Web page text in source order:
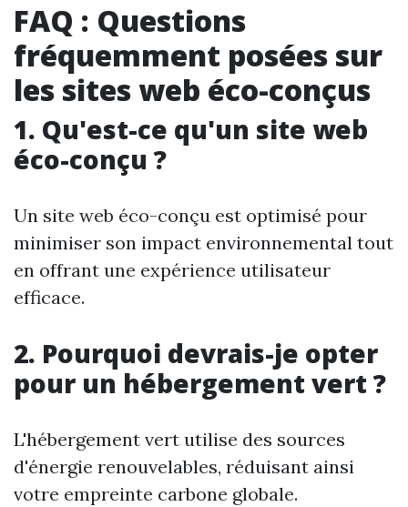
FAQ : Questions
fréquemment posées sur
les sites web éco-conçus
1. Qu'est-ce qu'un site web
éco-conçu ?
Un site web éco-conçu est optimisé pour
minimiser son impact environnemental tout
en offrant une expérience utilisateur
efficace.
2. Pourquoi devrais-je opter
pour un hébergement vert ?
L'hébergement vert utilise des sources
d'énergie renouvelables, réduisant ainsi
votre empreinte carbone globale.